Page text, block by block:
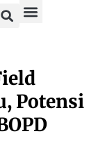
Potensi